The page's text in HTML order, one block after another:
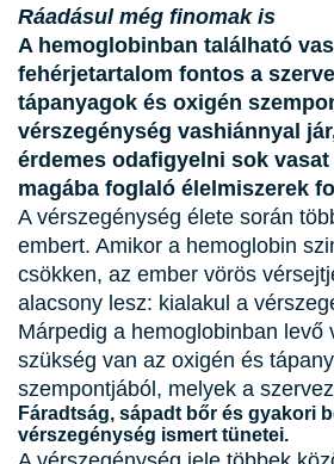
Ráadásul még finomak is
A hemoglobinban található
fehérjetartalom fontos a
tápanyagok és oxigén
vérszegénység vashiánnyal
érdemes odafigyelni sok
magába foglaló élelmiszerek
A vérszegénység élete során
embert. Amikor a hemoglobin
csökken, az ember vörös
alacsony lesz: kialakul a
Márpedig a hemoglobinban levő
szükség van az oxigén és
szempontjából, melyek a
Fáradtság, sápadt bőr és gyakori
vérszegénység ismert tünetei.